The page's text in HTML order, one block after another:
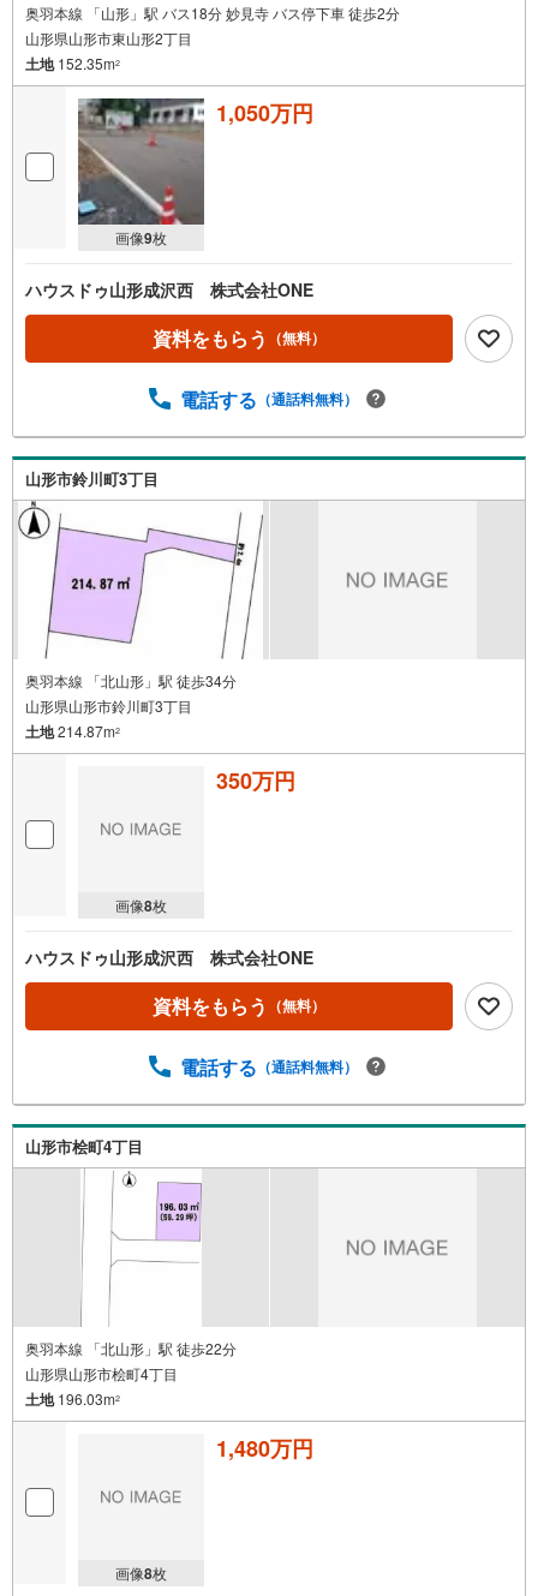
奥羽本線 「山形」駅 バス18分 妙見寺 バス停下車 徒歩2分
山形県山形市東山形2丁目
土地152.35m2
画像9枚
1,050万円
ハウスドゥ山形成沢西 株式会社ONE
資料をもらう （無料）
電話する （通話料無料）
山形市鈴川町3丁目
奥羽本線 「北山形」駅 徒歩34分
山形県山形市鈴川町3丁目
土地214.87m2
画像8枚
350万円
ハウスドゥ山形成沢西 株式会社ONE
資料をもらう （無料）
電話する （通話料無料）
山形市桧町4丁目
奥羽本線 「北山形」駅 徒歩22分
山形県山形市桧町4丁目
土地196.03m2
画像8枚
1,480万円